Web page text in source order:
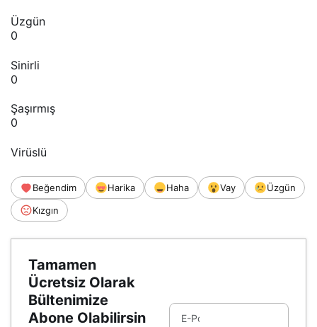
Üzgün
0
Sinirli
0
Şaşırmış
0
Virüslü
Beğendim Harika Haha Vay
Üzgün
Kızgın
Tamamen
Ücretsiz Olarak
Bültenimize
Abone Olabilirsin